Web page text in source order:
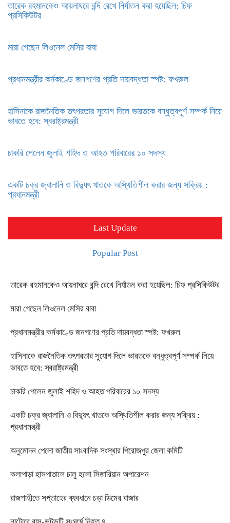
তারেক রহমানকেও আয়নাঘরে বন্দি রেখে নির্যাতন করা হয়েছিল: চিফ
প্রসিকিউটর
মারা গেছেন লিওনেল মেসির বাবা
প্রধানমন্ত্রীর কর্মকাণ্ডে জনগণের প্রতি দায়বদ্ধতা স্পষ্ট: ফখরুল
হাসিনাকে রাজনৈতিক তৎপরতার সুযোগ দিলে ভারতকে বন্ধুত্বপূর্ণ সম্পর্ক নিয়ে
ভাবতে হবে: স্বরাষ্ট্রমন্ত্রী
চাকরি পেলেন জুলাই শহিদ ও আহত পরিবারের ১০ সদস্য
একটি চক্র জ্বালানি ও বিদ্যুৎ খাতকে অস্থিতিশীল করার জন্য সক্রিয় :
প্রধানমন্ত্রী
Last Update
Popular Post
তারেক রহমানকেও আয়নাঘরে বন্দি রেখে নির্যাতন করা হয়েছিল: চিফ প্রসিকিউটর
মারা গেছেন লিওনেল মেসির বাবা
প্রধানমন্ত্রীর কর্মকাণ্ডে জনগণের প্রতি দায়বদ্ধতা স্পষ্ট: ফখরুল
হাসিনাকে রাজনৈতিক তৎপরতার সুযোগ দিলে ভারতকে বন্ধুত্বপূর্ণ সম্পর্ক নিয়ে
ভাবতে হবে: স্বরাষ্ট্রমন্ত্রী
চাকরি পেলেন জুলাই শহিদ ও আহত পরিবারের ১০ সদস্য
একটি চক্র জ্বালানি ও বিদ্যুৎ খাতকে অস্থিতিশীল করার জন্য সক্রিয় :
প্রধানমন্ত্রী
অনুমোদন পেলো জাতীয় সাংবাদিক সংস্থার পিরোজপুর জেলা কমিটি
কলাপাড়া হাসপাতালে চালু হলো সিজারিয়ান অপারেশন
রাজশাহীতে সপ্তাহের ব্যবধানে চড়া ডিমের বাজার